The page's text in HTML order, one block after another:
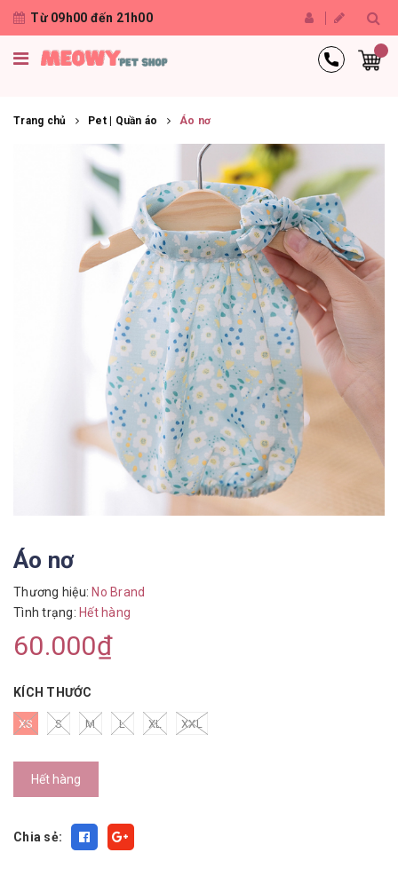
Từ 09h00 đến 21h00
Trang chủ Pet | Quần áo Áo nơ
Áo nơ
Thương hiệu: No Brand
Tình trạng: Hết hàng
60.000₫
KÍCH THƯỚC
XS S M L XL XXL
Hết hàng
Chia sẻ: